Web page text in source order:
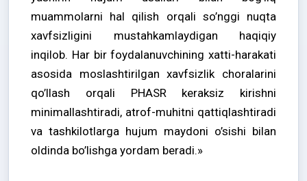
muammolarni hal qilish orqali so’nggi nuqta
xavfsizligini mustahkamlaydigan haqiqiy
inqilob. Har bir foydalanuvchining xatti-harakati
asosida moslashtirilgan xavfsizlik choralarini
qo’llash orqali PHASR keraksiz kirishni
minimallashtiradi, atrof-muhitni qattiqlashtiradi
va tashkilotlarga hujum maydoni o’sishi bilan
oldinda bo’lishga yordam beradi.»